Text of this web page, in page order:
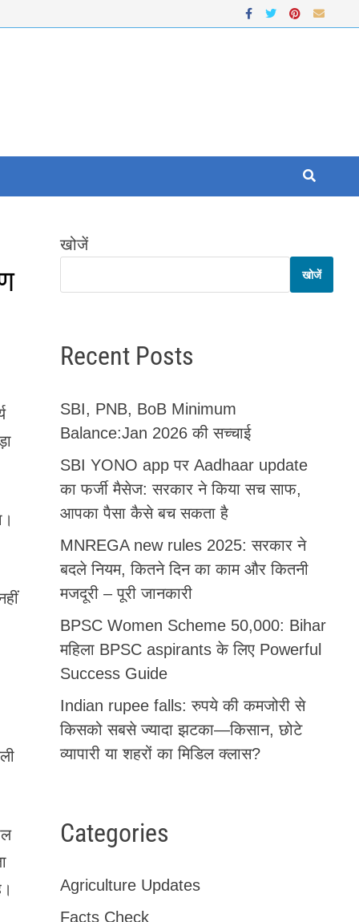
खोजें
खोजें
Recent Posts
SBI, PNB, BoB Minimum
Balance:Jan 2026 की सच्चाई
SBI YONO app पर Aadhaar update
का फर्जी मैसेज: सरकार ने किया सच साफ,
आपका पैसा कैसे बच सकता है
MNREGA new rules 2025: सरकार ने
बदले नियम, कितने दिन का काम और कितनी
मजदूरी – पूरी जानकारी
BPSC Women Scheme 50,000: Bihar
महिला BPSC aspirants के लिए Powerful
Success Guide
Indian rupee falls: रुपये की कमजोरी से
किसको सबसे ज्यादा झटका—किसान, छोटे
व्यापारी या शहरों का मिडिल क्लास?
Categories
Agriculture Updates
Facts Check